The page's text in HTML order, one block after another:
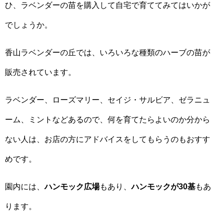
ひ、ラベンダーの苗を購入して自宅で育ててみてはいかが
でしょうか。
香山ラベンダーの丘では、いろいろな種類のハーブの苗が
販売されています。
ラベンダー、ローズマリー、セイジ・サルビア、ゼラニュ
ーム、ミントなどあるので、何を育てたらよいのか分から
ない人は、お店の方にアドバイスをしてもらうのもおすす
めです。
園内には、 ハンモック広場もあり、 ハンモックが30基もあ
ります。